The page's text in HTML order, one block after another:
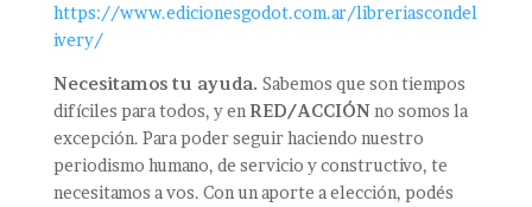
https://www.edicionesgodot.com.ar/libreriascondel
ivery/
Necesitamos tu ayuda. Sabemos que son tiempos
difíciles para todos, y en RED/ACCIÓNno somos la
excepción. Para poder seguir haciendo nuestro
periodismo humano, de servicio y constructivo, te
necesitamos a vos. Con un aporte a elección, podés